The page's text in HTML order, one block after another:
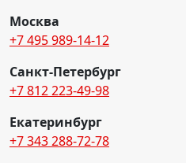
Москва
+7 495 989-14-12
Санкт-Петербург
+7 812 223-49-98
Екатеринбург
+7 343 288-72-78